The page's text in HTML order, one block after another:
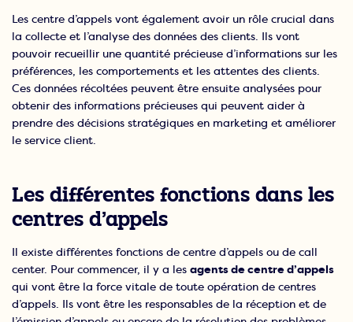
Les centre d’appels vont également avoir un rôle crucial dans
la collecte et l’analyse des données des clients. Ils vont
pouvoir recueillir une quantité précieuse d’informations sur les
préférences, les comportements et les attentes des clients.
Ces données récoltées peuvent être ensuite analysées pour
obtenir des informations précieuses qui peuvent aider à
prendre des décisions stratégiques en marketing et améliorer
le service client.
Les différentes fonctions dans les
centres d’appels
Il existe différentes fonctions de centre d’appels ou de call
center. Pour commencer, il y a les agents de centre d’appels
qui vont être la force vitale de toute opération de centres
d’appels. Ils vont être les responsables de la réception et de